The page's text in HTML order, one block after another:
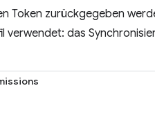
Token zurückgegeben
verwendet: das